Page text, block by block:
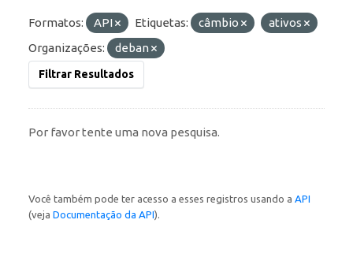
Formatos: API Etiquetas: câmbio
ativos
Organizações:
deban
Filtrar Resultados
Por favor tente uma nova pesquisa.
Você também pode ter acesso a esses registros usando a API
(veja Documentação da API).